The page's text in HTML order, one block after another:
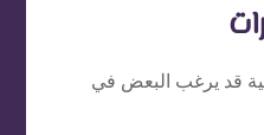
قد يرغب البعض في